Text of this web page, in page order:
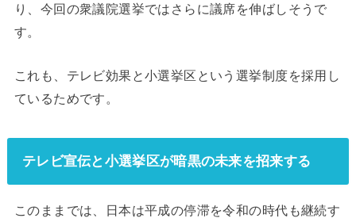
り、今回の衆議院選挙ではさらに議席を伸ばしそうで
す。
これも、テレビ効果と小選挙区という選挙制度を採用し
ているためです。
テレビ宣伝と小選挙区が暗黒の未来を招来する
このままでは、日本は平成の停滞を令和の時代も継続す